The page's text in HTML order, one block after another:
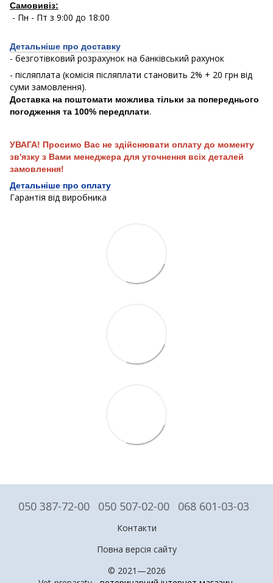
Самовивіз:
- Пн - Пт з 9:00 до 18:00
Детальніше про доставку
- безготівковий розрахунок на банківський рахунок
- післяплата (комісія післяплати становить 2% + 20 грн від
суми замовлення).
Доставка на поштомати можлива тільки за попереднього
погодження та 100% передплати.
УВАГА! Просимо Вас не здійснювати оплату до моменту
зв'язку з Вами менеджера для уточнення всіх деталей
замовлення!
Детальніше про оплату
Гарантія від виробника
050 387-72-00 050 507-02-00 068 601-03-03
Контакти
Повна версія сайту
© 2021—2026